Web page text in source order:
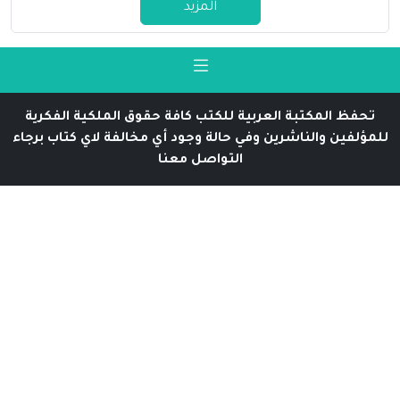
المزيد
تحفظ المكتبة العربية للكتب كافة حقوق الملكية الفكرية
للمؤلفين والناشرين وفي حالة وجود أي مخالفة لاي كتاب برجاء
التواصل معنا